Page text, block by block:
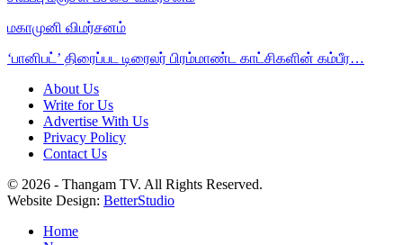
மகாமுனி விமர்சனம்
‘பானிபட்’ திரைப்பட டிரைலர் பிரம்மாண்ட காட்சிகளின் கம்பீர…
About Us
Write for Us
Advertise With Us
Privacy Policy
Contact Us
© 2026 - Thangam TV. All Rights Reserved.
Website Design: BetterStudio
Home